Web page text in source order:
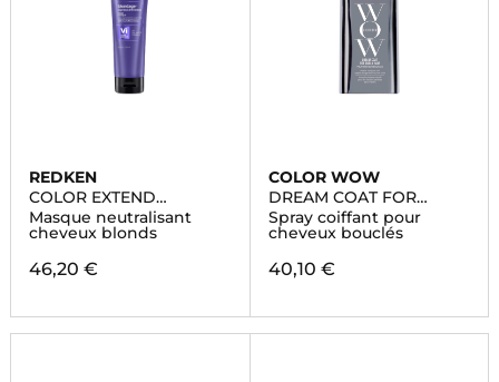
REDKEN
COLOR EXTEND
BLONDAGE
Masque neutralisant
cheveux blonds
46,20 €
COLOR WOW
DREAM COAT FOR
CURLY HAIR
Spray coiffant pour
cheveux bouclés
40,10 €